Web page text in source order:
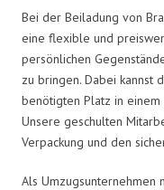
Bei der Beiladung von
eine flexible und
persönlichen
zu bringen. Dabei kannst
benötigten Platz in
Unsere geschulten
Verpackung und den
Als Umzugsunternehmen